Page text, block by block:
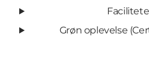
Grøn oplevelse